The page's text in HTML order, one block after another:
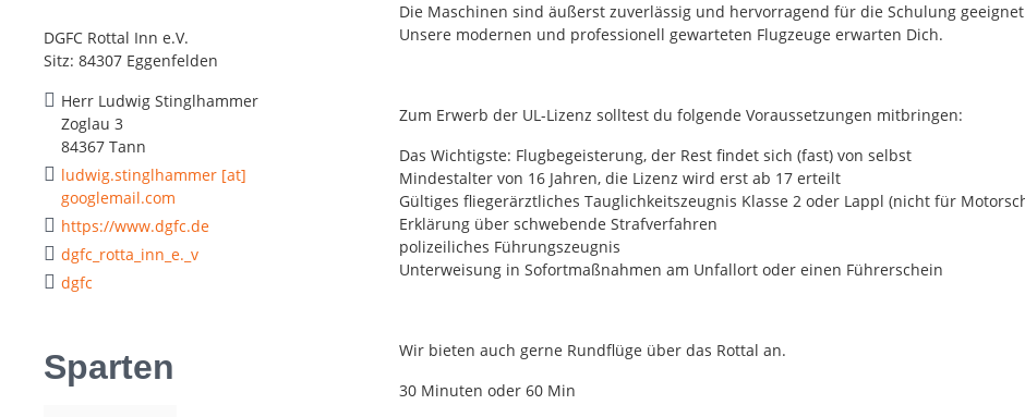
DGFC Rottal Inn e.V.
Sitz: 84307 Eggenfelden
Herr Ludwig Stinglhammer
Zoglau 3
84367 Tann
ludwig.stinglhammer [at]
googlemail.com
https://www.dgfc.de
dgfc_rotta_inn_e._v
dgfc
Sparten
Die Maschinen sind äußerst zuverlässig und hervorragend für die Schulung
Unsere modernen und professionell gewarteten Flugzeuge erwarten Dich.
Zum Erwerb der UL-Lizenz solltest du folgende Voraussetzungen mitbringen:
Das Wichtigste: Flugbegeisterung, der Rest findet sich (fast) von selbst
Mindestalter von 16 Jahren, die Lizenz wird erst ab 17 erteilt
Gültiges fliegerärztliches Tauglichkeitszeugnis Klasse 2 oder Lappl (nicht für
Erklärung über schwebende Strafverfahren
polizeiliches Führungszeugnis
Unterweisung in Sofortmaßnahmen am Unfallort oder einen Führerschein
Wir bieten auch gerne Rundflüge über das Rottal an.
30 Minuten oder 60 Min